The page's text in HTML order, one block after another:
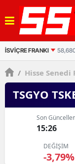
BITCOIN(USDT)
/ Hisse Senedi
TSGYO
Son
15:26
DEĞİŞİM
-3,79%